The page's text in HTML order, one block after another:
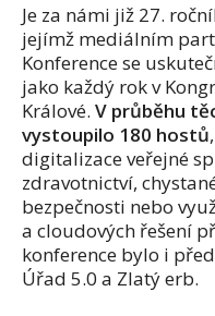
Je za námi již 27.
jejímž mediálním
Konferencese
jako každý rok v
Králové. V průběhu
vystoupilo 180 hostů
digitalizace veřejné
zdravotnictví,
bezpečnosti nebo
a cloudových řešení
konference bylo i
Úřad 5.0 a Zlatý erb.